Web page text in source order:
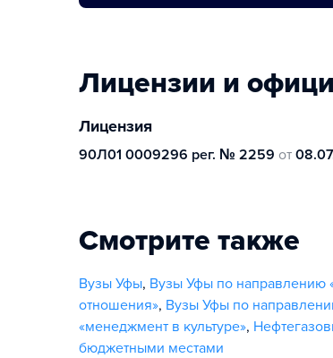
Лицензии и
Лицензия
90Л01 0009296 рег. № 2259 от
Смотрите также
Вузы Уфы, Вузы Уфы по направлению
отношения», Вузы Уфы по
«менеджмент в культуре»,
бюджетными местами